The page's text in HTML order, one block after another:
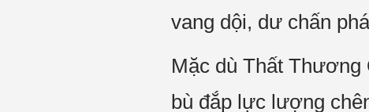
vang dội, dư chấn
Mặc dù Thất Thương
bù đắp lực lượng